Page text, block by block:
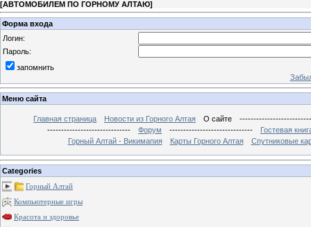
[АВТОМОБИЛЕМ ПО ГОРНОМУ АЛТАЮ]
Форма входа
Логин:
Пароль:
запомнить
Меню сайта
Главная страница Новости из Горного Алтая О сайте
------------------------------
Форум ------------------------------
Гостевая
Горный Алтай - Викимапия
Карты Горного Алтая Спутниковые
Categories
Горный Алтай
Компьютерные игры
Красота и здоровье